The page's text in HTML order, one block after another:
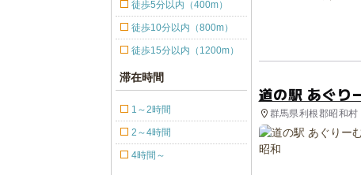
道の駅 あぐり
群馬県利根郡昭和村
徒歩5分以内（400m）
徒歩10分以内（800m）
徒歩15分以内（1200m）
滞在時間
1～2時間
2～4時間
4時間～